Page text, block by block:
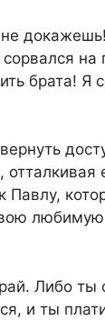
сорвался
брата! Я
отталкивая
Павлу,
Либо ты
и ты